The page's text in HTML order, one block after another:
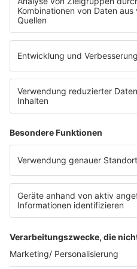
Die Uniklinik Tübingen hat
eröffnet. Direkt an der
E-Bikes über eine
Impressum